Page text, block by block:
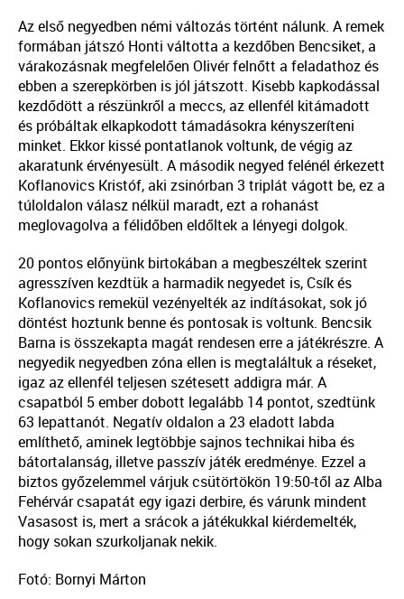
Az első negyedben némi változás történt nálunk. A remek
formában játszó Honti váltotta a kezdőben Bencsiket, a
várakozásnak megfelelően Olivér felnőtt a feladathoz és
ebben a szerepkörben is jól játszott. Kisebb kapkodással
kezdődött a részünkről a meccs, az ellenfél kitámadott
és próbáltak elkapkodott támadásokra kényszeríteni
minket. Ekkor kissé pontatlanok voltunk, de végig az
akaratunk érvényesült. A második negyed felénél érkezett
Koflanovics Kristóf, aki zsinórban 3 triplát vágott be, ez a
túloldalon válasz nélkül maradt, ezt a rohanást
meglovagolva a félidőben eldőltek a lényegi dolgok.
20 pontos előnyünk birtokában a megbeszéltek szerint
agresszíven kezdtük a harmadik negyedet is, Csík és
Koflanovics remekül vezényelték az indításokat, sok jó
döntést hoztunk benne és pontosak is voltunk. Bencsik
Barna is összekapta magát rendesen erre a játékrészre. A
negyedik negyedben zóna ellen is megtaláltuk a réseket,
igaz az ellenfél teljesen szétesett addigra már. A
csapatból 5 ember dobott legalább 14 pontot, szedtünk
63 lepattanót. Negatív oldalon a 23 eladott labda
említhető, aminek legtöbbje sajnos technikai hiba és
bátortalanság, illetve passzív játék eredménye. Ezzel a
biztos győzelemmel várjuk csütörtökön 19:50-től az Alba
Fehérvár csapatát egy igazi derbire, és várunk mindent
Vasasost is, mert a srácok a játékukkal kiérdemelték,
hogy sokan szurkoljanak nekik.
Fotó: Bornyi Márton